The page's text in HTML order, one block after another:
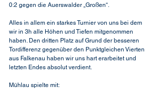
0:2 gegen die Auerswalder „Großen“.
Alles in allem ein starkes Turnier von uns bei dem
wir in 3h alle Höhen und Tiefen mitgenommen
haben. Den dritten Platz auf Grund der besseren
Tordifferenz gegenüber den Punktgleichen Vierten
aus Falkenau haben wir uns hart erarbeitet und
letzten Endes absolut verdient.
Mühlau spielte mit: